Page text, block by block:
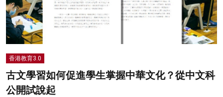
香港教育3.0
古文學習如何促進學生掌握中華文化？從中文科
公開試說起